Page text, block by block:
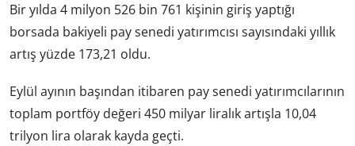
Bir yılda 4 milyon 526 bin 761 kişinin giriş yaptığı
borsada bakiyeli pay senedi yatırımcısı sayısındaki yıllık
artış yüzde 173,21 oldu.
Eylül ayının başından itibaren pay senedi yatırımcılarının
toplam portföy değeri 450 milyar liralık artışla 10,04
trilyon lira olarak kayda geçti.